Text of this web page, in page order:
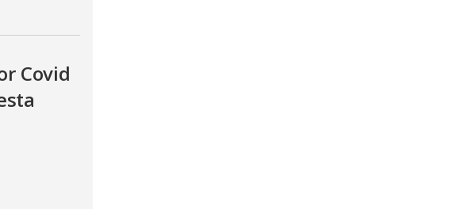
Covid